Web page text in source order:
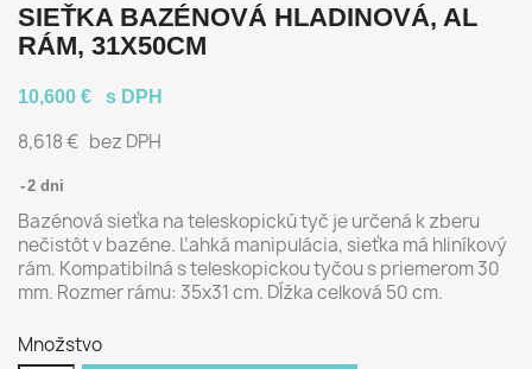
SIEŤKA BAZÉNOVÁ HLADINOVÁ, AL
RÁM, 31X50CM
10,600 € s DPH
8,618 € bez DPH
2 dni
Bazénová sieťka na teleskopickú tyč je určená k zberu
nečistôt v bazéne. Ľahká manipulácia, sieťka má hliníkový
rám. Kompatibilná s teleskopickou tyčou s priemerom 30
mm. Rozmer rámu: 35x31 cm. Dĺžka celková 50 cm.
Množstvo